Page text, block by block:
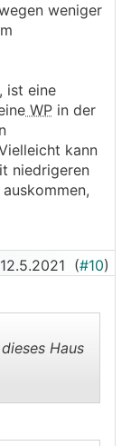
weniger
ist eine
WP in der
kann
niedrigeren
12.5.2021 (#10)
Haus